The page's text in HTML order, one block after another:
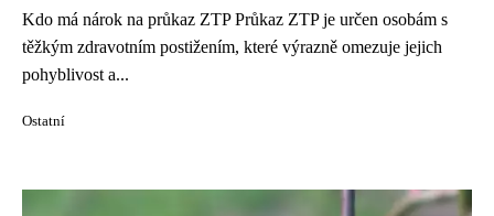
Kdo má nárok na průkaz ZTP Průkaz ZTP je určen osobám s
těžkým zdravotním postižením, které výrazně omezuje jejich
pohyblivost a...
Ostatní